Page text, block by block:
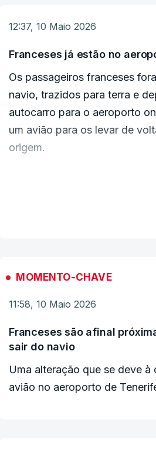
12:37, 10 Maio 2026
Franceses já estão no
Os passageiros franceses
navio, trazidos para terra e
autocarro para o aeroporto
um avião para os levar de
origem.
Seguem-se os cidadãos dos
e passo pela correspondente
MOMENTO-CHAVE
11:58, 10 Maio 2026
Franceses são afinal
sair do navio
Uma alteração que se deve
avião no aeroporto de